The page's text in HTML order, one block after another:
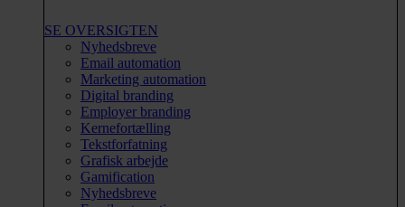
SE OVERSIGTEN
Nyhedsbreve
Email automation
Marketing automation
Digital branding
Employer branding
Kernefortælling
Tekstforfatning
Grafisk arbejde
Gamification
Nyhedsbreve